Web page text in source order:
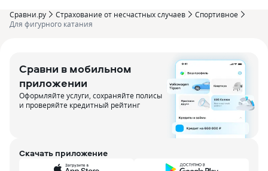
Сравни.ру Страхование от несчастных случаев
Спортивное
Для фигурного катания
Сравни в мобильном
приложении
Оформляйте услуги, сохраняйте полисы
и проверяйте кредитный рейтинг
Скачать приложение